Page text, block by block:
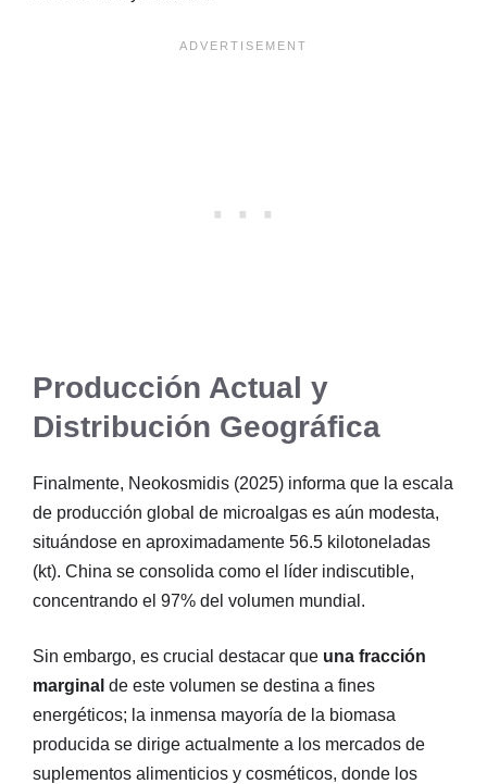
Producción Actual y
Distribución Geográfica
Finalmente, Neokosmidis (2025) informa que la escala
de producción global de microalgas es aún modesta,
situándose en aproximadamente 56.5 kilotoneladas
(kt). China se consolida como el líder indiscutible,
concentrando el 97% del volumen mundial.
Sin embargo, es crucial destacar que una fracción
marginal de este volumen se destina a fines
energéticos; la inmensa mayoría de la biomasa
producida se dirige actualmente a los mercados de
suplementos alimenticios y cosméticos, donde los